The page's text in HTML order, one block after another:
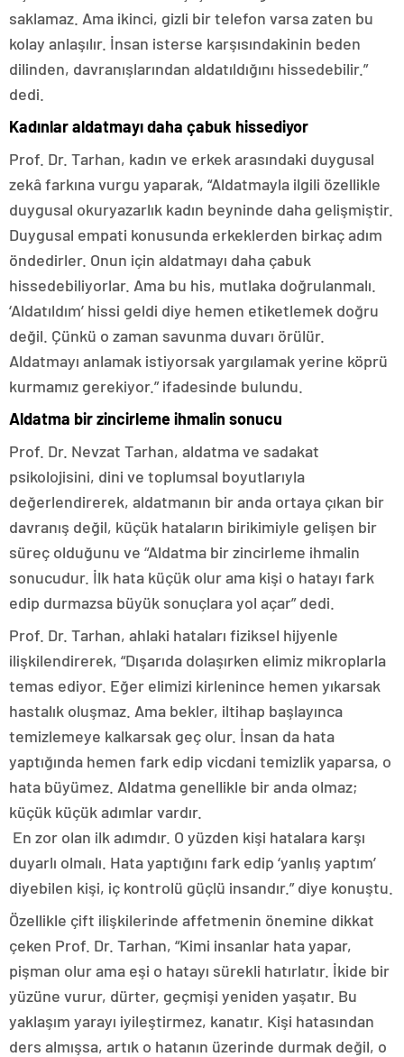
saklamaz. Ama ikinci, gizli bir telefon varsa zaten bu
kolay anlaşılır. İnsan isterse karşısındakinin beden
dilinden, davranışlarından aldatıldığını hissedebilir.”
dedi.
Kadınlar aldatmayı daha çabuk hissediyor
Prof. Dr. Tarhan, kadın ve erkek arasındaki duygusal
zekâ farkına vurgu yaparak, “Aldatmayla ilgili özellikle
duygusal okuryazarlık kadın beyninde daha gelişmiştir.
Duygusal empati konusunda erkeklerden birkaç adım
öndedirler. Onun için aldatmayı daha çabuk
hissedebiliyorlar. Ama bu his, mutlaka doğrulanmalı.
‘Aldatıldım’ hissi geldi diye hemen etiketlemek doğru
değil. Çünkü o zaman savunma duvarı örülür.
Aldatmayı anlamak istiyorsak yargılamak yerine köprü
kurmamız gerekiyor.” ifadesinde bulundu.
Aldatma bir zincirleme ihmalin sonucu
Prof. Dr. Nevzat Tarhan, aldatma ve sadakat
psikolojisini, dini ve toplumsal boyutlarıyla
değerlendirerek, aldatmanın bir anda ortaya çıkan bir
davranış değil, küçük hataların birikimiyle gelişen bir
süreç olduğunu ve “Aldatma bir zincirleme ihmalin
sonucudur. İlk hata küçük olur ama kişi o hatayı fark
edip durmazsa büyük sonuçlara yol açar” dedi.
Prof. Dr. Tarhan, ahlaki hataları fiziksel hijyenle
ilişkilendirerek, “Dışarıda dolaşırken elimiz mikroplarla
temas ediyor. Eğer elimizi kirlenince hemen yıkarsak
hastalık oluşmaz. Ama bekler, iltihap başlayınca
temizlemeye kalkarsak geç olur. İnsan da hata
yaptığında hemen fark edip vicdani temizlik yaparsa, o
hata büyümez. Aldatma genellikle bir anda olmaz;
küçük küçük adımlar vardır.
En zor olan ilk adımdır. O yüzden kişi hatalara karşı
duyarlı olmalı. Hata yaptığını fark edip ‘yanlış yaptım’
diyebilen kişi, iç kontrolü güçlü insandır.” diye konuştu.
Özellikle çift ilişkilerinde affetmenin önemine dikkat
çeken Prof. Dr. Tarhan, “Kimi insanlar hata yapar,
pişman olur ama eşi o hatayı sürekli hatırlatır. İkide bir
yüzüne vurur, dürter, geçmişi yeniden yaşatır. Bu
yaklaşım yarayı iyileştirmez, kanatır. Kişi hatasından
ders almışsa, artık o hatanın üzerinde durmak değil, o